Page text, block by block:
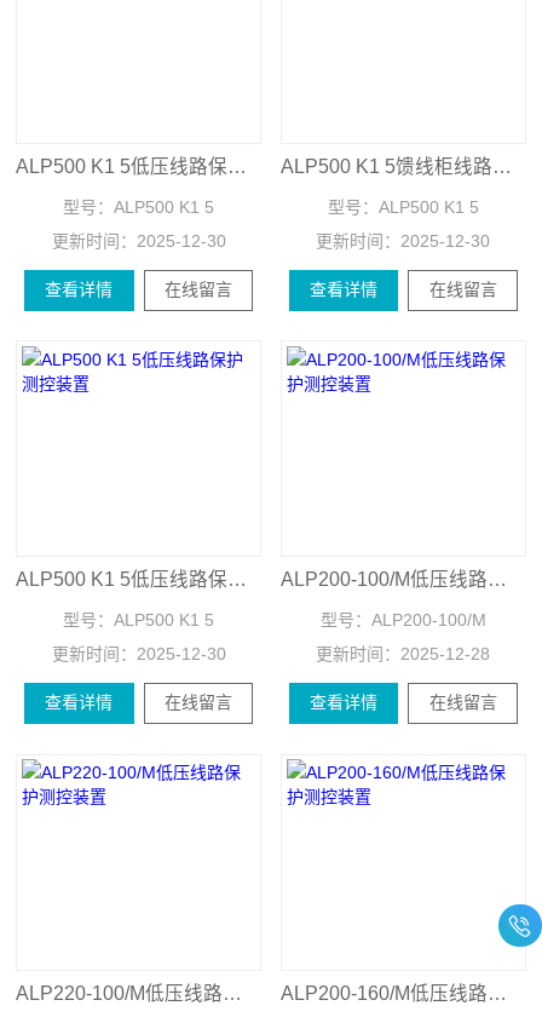
ALP500 K1 5低压线路保护装置
型号： ALP500 K1 5
更新时间： 2025-12-30
查看详情 在线留言
ALP500 K1 5馈线柜线路保护装置
型号： ALP500 K1 5
更新时间： 2025-12-30
查看详情 在线留言
ALP500 K1 5低压线路保护测控装置
型号： ALP500 K1 5
更新时间： 2025-12-30
查看详情 在线留言
ALP200-100/M低压线路保护测控装置
型号： ALP200-100/M
更新时间：2025-12-28
查看详情 在线留言
ALP220-100/M低压线路保护测控装置 ALP200-160/M低压线路保护测控装置